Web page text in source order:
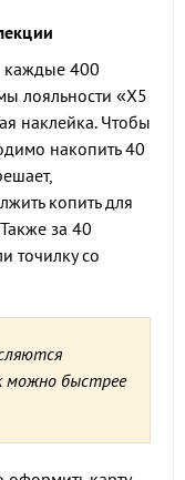
каждые 400
лояльности «Х5
наклейка. Чтобы
накопить 40
копить для
за 40
точилку со
можно быстрее